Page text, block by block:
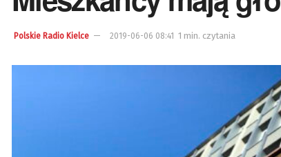
Polskie Radio Kielce 2019-06-06 08:41 1 min. czytania